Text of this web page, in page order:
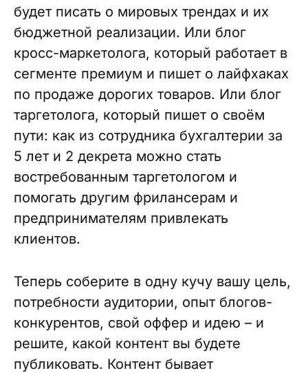
будет писать о мировых трендах и их
бюджетной реализации. Или блог
кросс-маркетолога, который работает в
сегменте премиум и пишет о лайфхаках
по продаже дорогих товаров. Или блог
таргетолога, который пишет о своём
пути: как из сотрудника бухгалтерии за
5 лет и 2 декрета можно стать
востребованным таргетологом и
помогать другим фрилансерам и
предпринимателям привлекать
клиентов.
Теперь соберите в одну кучу вашу цель,
потребности аудитории, опыт блогов-
конкурентов, свой оффер и идею – и
решите, какой контент вы будете
публиковать. Контент бывает